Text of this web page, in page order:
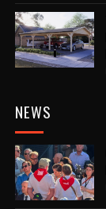
NEWS